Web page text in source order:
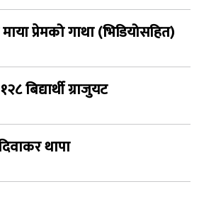
प्रेमको गाथा (भिडियोसहित)
ग्राजुयट
थापा